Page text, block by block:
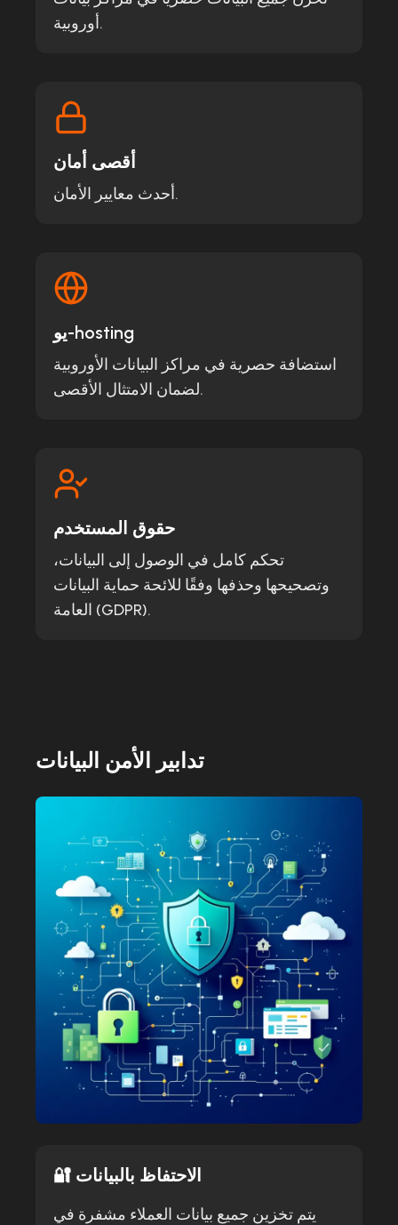
أوروبية.
أقصى أمان
أحدث معايير الأمان.
يو-hosting
استضافة حصرية في مراكز البيانات الأوروبية
لضمان الامتثال الأقصى.
حقوق المستخدم
تحكم كامل في الوصول إلى البيانات،
وتصحيحها وحذفها وفقًا للائحة حماية البيانات
العامة (GDPR).
تدابير الأمن البيانات
🔐 الاحتفاظ بالبيانات
يتم تخزين جميع بيانات العملاء مشفرة في